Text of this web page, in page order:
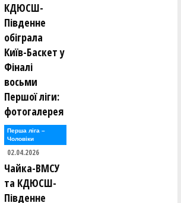
КДЮСШ-
Південне
обіграла
Київ-Баскет у
Фіналі
восьми
Першої ліги:
фотогалерея
Перша лiга –
Чоловiки
02.04.2026
Чайка-ВМСУ
та КДЮСШ-
Південне